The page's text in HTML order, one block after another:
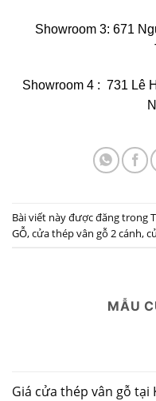
Showroom 3: 671
Showroom 4 : 731 Lê
Bài viết này được đăng trong
GỖ,cửa thép vân gỗ 2 cánh,
MẪU
Giá cửa thép vân gỗ tại